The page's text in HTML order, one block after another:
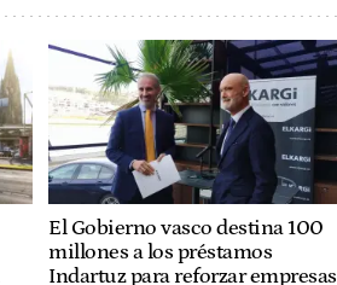
El Gobierno vasco destina 100
millones a los préstamos
Indartuz para reforzar empresas